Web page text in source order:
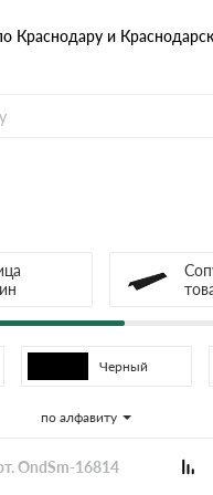
Краснодару и
Черный
по алфавиту
OndSm-16814